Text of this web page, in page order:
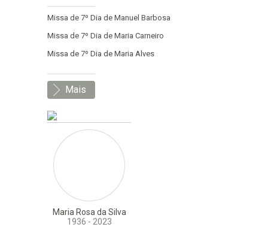
Missa de 7º Dia de Manuel Barbosa
Missa de 7º Dia de Maria Carneiro
Missa de 7º Dia de Maria Alves
Mais
Maria Rosa da Silva
1936 - 2023